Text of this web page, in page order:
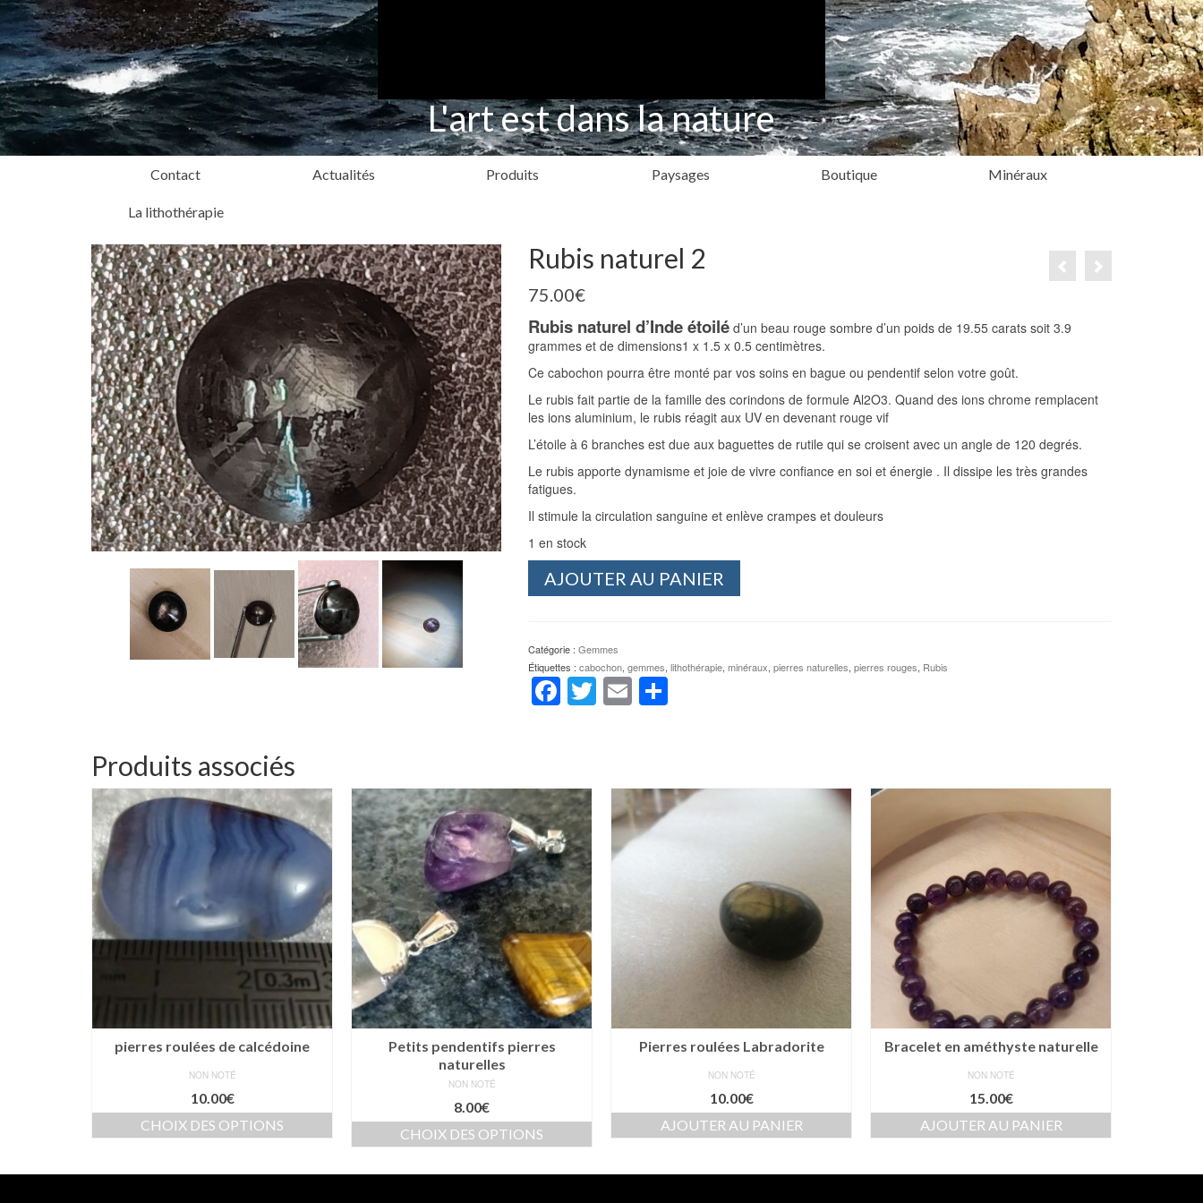
L'art est dans la nature
Contact Actualités Produits Paysages Boutique Minéraux
La lithothérapie
Rubis naturel 2
75.00€
Rubis naturel d’Inde étoiléd’un beau rouge sombre d’un poids de 19.55 carats soit 3.9
grammes et de dimensions1 x 1.5 x 0.5 centimètres.
Ce cabochon pourra être monté par vos soins en bague ou pendentif selon votre goût.
Le rubis fait partie de la famille des corindons de formule Al2O3. Quand des ions chrome remplacent
les ions aluminium, le rubis réagit aux UV en devenant rouge vif
L’étoile à 6 branches est due aux baguettes de rutile qui se croisent avec un angle de 120 degrés.
Le rubis apporte dynamisme et joie de vivre confiance en soi et énergie . Il dissipe les très grandes
fatigues.
Il stimule la circulation sanguine et enlève crampes et douleurs
1 en stock
quantité
AJOUTER AU PANIER
Catégorie : Gemmes
Étiquettes : cabochon, gemmes, lithothérapie, minéraux, pierres naturelles, pierres rouges, Rubis
Facebook
Twitter
EmailPartager
Produits associés
pierres roulées de calcédoine
NON NOTÉ
10.00€
CHOIX DES OPTIONS
Petits pendentifs pierres
naturelles
NON NOTÉ
8.00€
CHOIX DES OPTIONS
produit
Pierres roulées Labradorite
NON NOTÉ
10.00€
AJOUTER AU PANIER
Bracelet en améthyste naturelle
NON NOTÉ
15.00€
AJOUTER AU PANIER